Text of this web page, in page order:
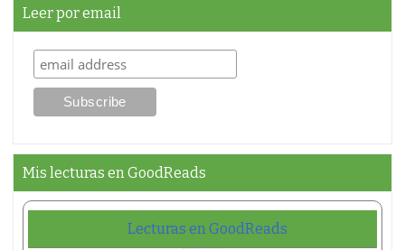
Leer por email
Mis lecturas en GoodReads
Lecturas en GoodReads